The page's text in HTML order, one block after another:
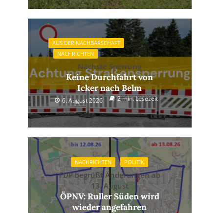
AUS DER NACHBARSCHAFT
NACHRICHTEN
Nächste Sperrung
Keine Durchfahrt von
Icker nach Belm
6. August 2026 2 min. Lesezeit
NACHRICHTEN POLITIK
FDP begrüßt Änderungen ab
13. August
ÖPNV: Ruller Süden wird
wieder angefahren